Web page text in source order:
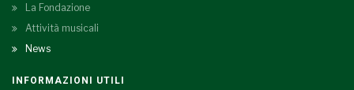
La Fondazione
Attività musicali
News
INFORMAZIONI UTILI